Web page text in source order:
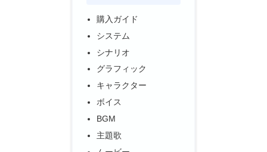
購入ガイド
システム
シナリオ
グラフィック
キャラクター
ボイス
BGM
主題歌